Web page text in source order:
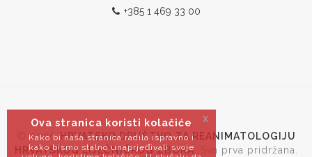
+385 1 469 33 00
© 2026HRVATSKO DRUŠTVO ZA REANIMATOLOGIJU
HRVATSKOG LIJEČNIČKOG ZBORA . Sva prva pridržana.
Ova stranica koristi kolačiće
Kako bi naša stranica radila ispravno i
kako bismo stalno unaprjeđivali svoje
x